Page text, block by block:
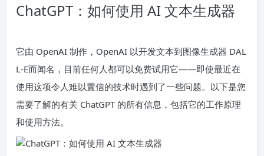
ChatGPT：如何使用 AI 文本生成器
它由 OpenAI 制作，OpenAI 以开发文本到图像生成器 DAL
L-E而闻名，目前任何人都可以免费试用它——即使最近在
使用这项令人难以置信的技术时遇到了一些问题。以下是您
需要了解的有关 ChatGPT 的所有信息，包括它的工作原理
和使用方法。